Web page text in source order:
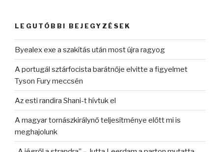
LEGUTÓBBI BEJEGYZÉSEK
Byealex exe a szakítás után most újra ragyog
A portugál sztárfocista barátnője elvitte a figyelmet
Tyson Fury meccsén
Az esti randira Shani-t hívtuk el
A magyar tornászkirálynő teljesítménye előtt mi is
meghajolunk